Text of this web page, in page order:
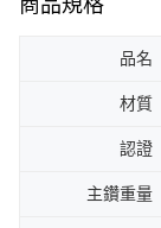
商品規格
品名
材質
認證
主鑽重量